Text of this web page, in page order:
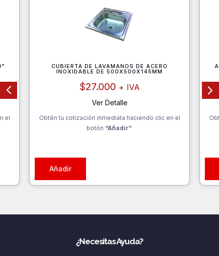
el
CUBIERTA DE LAVAMANOS DE ACERO
INOXIDABLE DE 500X500X145MM
$27.000 + IVA
Ver Detalle
Obtén tu cotización inmediata haciendo clic en el
botón “Añadir”
Añadir
¿Necesitas Ayuda?